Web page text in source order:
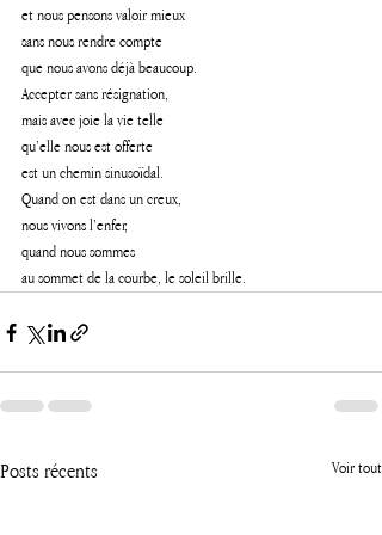
et nous pensons valoir mieux
sans nous rendre compte
que nous avons déjà beaucoup.
Accepter sans résignation,
mais avec joie la vie telle
qu’elle nous est offerte
est un chemin sinusoïdal.
Quand on est dans un creux,
nous vivons l’enfer,
quand nous sommes
au sommet de la courbe, le soleil brille.
Posts récents Voir tout